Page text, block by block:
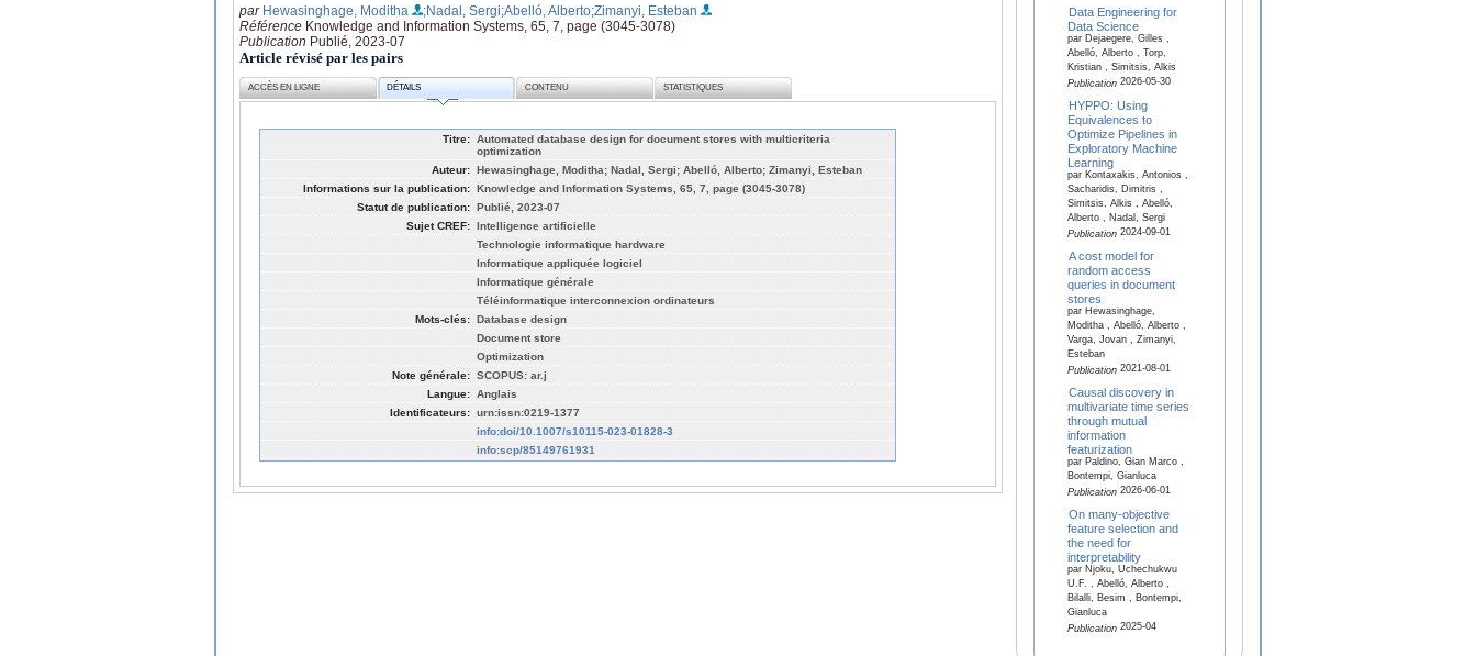
par Hewasinghage, Moditha ;Nadal, Sergi;Abelló, Alberto;Zimanyi, Esteban
Référence Knowledge and Information Systems, 65, 7, page (3045-3078)
Publication Publié, 2023-07
Article révisé par les pairs
ACCÈS EN LIGNE DÉTAILS CONTENU STATISTIQUES
Titre: Automated database design for document stores with multicriteria
optimization
Auteur: Hewasinghage, Moditha; Nadal, Sergi; Abelló, Alberto; Zimanyi, Esteban
Informations sur la publication: Knowledge and Information Systems, 65, 7, page (3045-3078)
Statut de publication: Publié, 2023-07
Sujet CREF: Intelligence artificielle
Technologie informatique hardware
Informatique appliquée logiciel
Informatique générale
Téléinformatique interconnexion ordinateurs
Mots-clés: Database design
Document store
Optimization
Note générale: SCOPUS: ar.j
Langue: Anglais
Identificateurs: urn:issn:0219-1377
info:doi/10.1007/s10115-023-01828-3
info:scp/85149761931
Data Engineering for
Data Science
par Dejaegere, Gilles ,
Abelló, Alberto , Torp,
Kristian , Simitsis, Alkis
Publication2026-05-30
HYPPO: Using
Equivalences to
Optimize Pipelines in
Exploratory Machine
Learning
par Kontaxakis, Antonios ,
Sacharidis, Dimitris ,
Simitsis, Alkis , Abelló,
Alberto , Nadal, Sergi
Publication2024-09-01
A cost model for
random access
queries in document
stores
par Hewasinghage,
Moditha , Abelló, Alberto ,
Varga, Jovan , Zimanyi,
Esteban
Publication2021-08-01
Causal discovery in
multivariate time series
through mutual
information
featurization
par Paldino, Gian Marco ,
Bontempi, Gianluca
Publication2026-06-01
On many-objective
feature selection and
the need for
interpretability
par Njoku, Uchechukwu
U.F. , Abelló, Alberto ,
Bilalli, Besim , Bontempi,
Gianluca
Publication2025-04